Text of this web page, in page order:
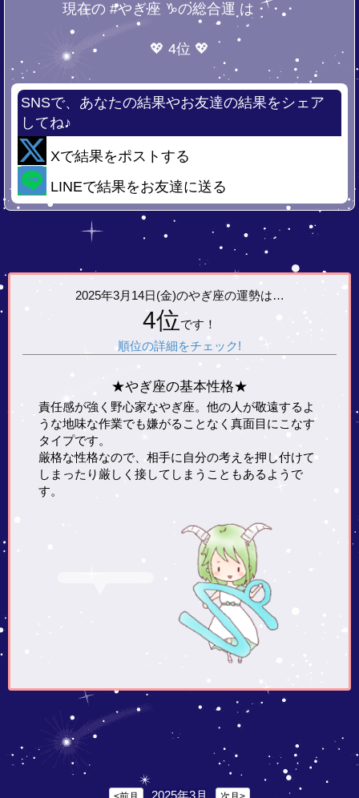
現在の #やぎ座 ♑の総合運 は・・・
💖 4位 💖
SNSで、あなたの結果やお友達の結果をシェア
してね♪
Xで結果をポストする
LINEで結果をお友達に送る
2025年3月14日(金)のやぎ座の運勢は…
4位です！
順位の詳細をチェック!
★やぎ座の基本性格★
責任感が強く野心家なやぎ座。他の人が敬遠するよ
うな地味な作業でも嫌がることなく真面目にこなす
タイプです。
厳格な性格なので、相手に自分の考えを押し付けて
しまったり厳しく接してしまうこともあるようで
す。